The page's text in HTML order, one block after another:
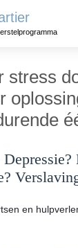
stress
en